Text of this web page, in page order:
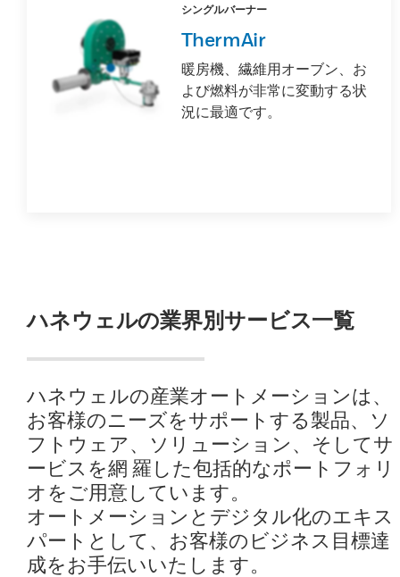
シングルバーナー
ThermAir
暖房機、繊維用オーブン、お
よび燃料が非常に変動する状
況に最適です。
ハネウェルの業界別サービス⼀覧
ハネウェルの産業オートメーションは、
お客様のニーズをサポートする製品、ソ
フトウェア、ソリューション、そしてサ
ービスを網 羅した包括的なポートフォリ
オをご⽤意しています。
オートメーションとデジタル化のエキス
パートとして、お客様のビジネス⽬標達
成をお⼿伝いいたします。